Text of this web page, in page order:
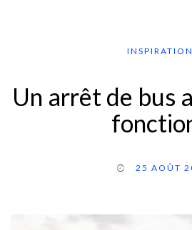
INSPIRATION
Un arrêt de bus
25 AOÛT